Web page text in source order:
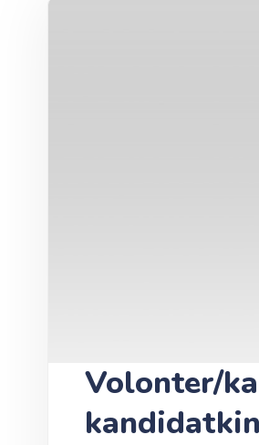
Volonter/